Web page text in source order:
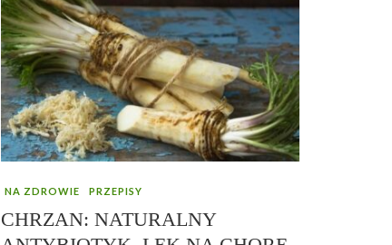
NA ZDROWIE PRZEPISY
CHRZAN: NATURALNY